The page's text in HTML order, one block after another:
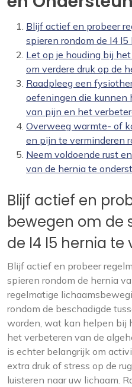
Blijf actief en probeer
spieren rondom de l4
Let op je houding bij
om verdere druk op de
Raadpleeg een
oefeningen die kunnen
van pijn en het
Overweeg warmte- of
en pijn te verminderen
Neem voldoende rust
van de hernia te
Blijf actief en
bewegen om de
de l4 l5 hernia te
Blijf actief en probeer
spieren rondom de hernia
regelmatige
rondom de beschadigde
worden, wat kan helpen bij
het verbeteren van de
is echter belangrijk om
extra druk of stress op de
luisteren naar uw lichaam.